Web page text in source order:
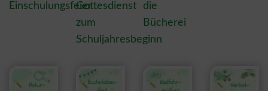
EinschulungsfeierGottesdienst
zum
Schuljahresbeginn
die
Bücherei